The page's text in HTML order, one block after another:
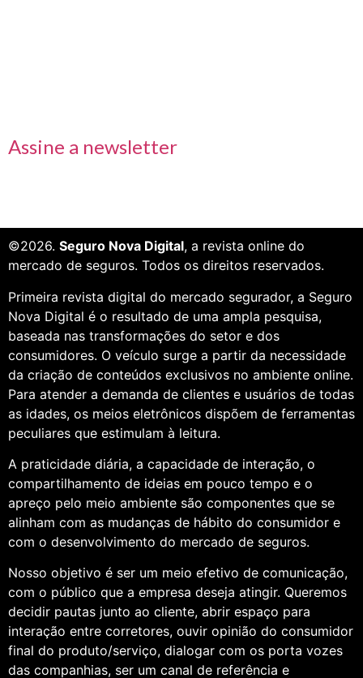
Assine a newsletter
©2026. Seguro Nova Digital, a revista online do
mercado de seguros. Todos os direitos reservados.
Primeira revista digital do mercado segurador, a Seguro
Nova Digital é o resultado de uma ampla pesquisa,
baseada nas transformações do setor e dos
consumidores. O veículo surge a partir da necessidade
da criação de conteúdos exclusivos no ambiente online.
Para atender a demanda de clientes e usuários de todas
as idades, os meios eletrônicos dispõem de ferramentas
peculiares que estimulam à leitura.
A praticidade diária, a capacidade de interação, o
compartilhamento de ideias em pouco tempo e o
apreço pelo meio ambiente são componentes que se
alinham com as mudanças de hábito do consumidor e
com o desenvolvimento do mercado de seguros.
Nosso objetivo é ser um meio efetivo de comunicação,
com o público que a empresa deseja atingir. Queremos
decidir pautas junto ao cliente, abrir espaço para
interação entre corretores, ouvir opinião do consumidor
final do produto/serviço, dialogar com os porta vozes
das companhias, ser um canal de referência e